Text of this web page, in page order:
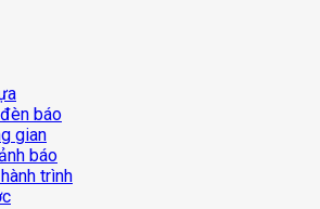
báo
gian
báo
trình